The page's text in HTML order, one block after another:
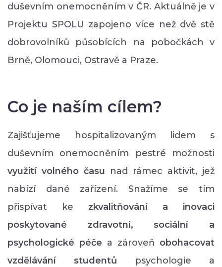
duševním onemocněním v ČR. Aktuálně je v
Projektu SPOLU zapojeno více než dvě stě
dobrovolníků působících na pobočkách v
Brně, Olomouci, Ostravě a Praze.
Co je naším cílem?
Zajišťujeme hospitalizovaným lidem s
duševním onemocněním pestré možnosti
využití volného času nad rámec aktivit, jež
nabízí dané zařízení. Snažíme se tím
přispívat ke zkvalitňování a inovaci
poskytované zdravotní, sociální a
psychologické péče a zároveň obohacovat
vzdělávání studentů psychologie a